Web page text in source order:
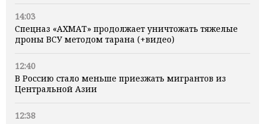
14:03
Спецназ «АХМАТ» продолжает уничтожать тяжелые
дроны ВСУ методом тарана (+видео)
12:40
В Россию стало меньше приезжать мигрантов из
Центральной Азии
12:38